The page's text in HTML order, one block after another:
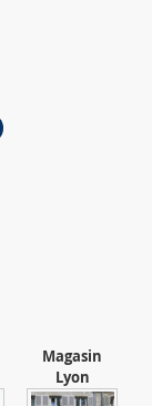
Magasin
Lyon